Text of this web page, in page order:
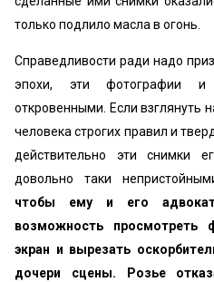
только подлило масла в огонь.
Справедливости ради надо
эпохи, эти фотографии
откровенными. Если взглянуть
человека строгих правил и
действительно эти снимки
довольно таки
чтобы ему и его
возможность
экран и вырезать
дочери сцены. Розье